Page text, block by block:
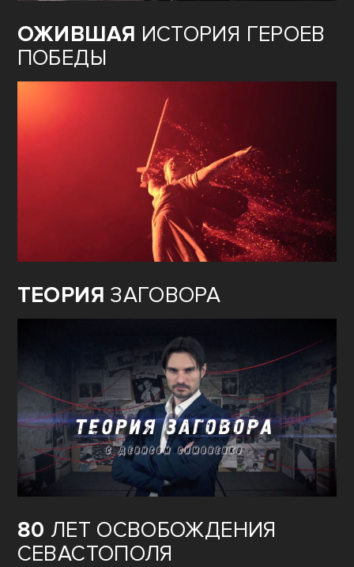
ОЖИВШАЯ ИСТОРИЯ ГЕРОЕВ
ПОБЕДЫ
ТЕОРИЯ ЗАГОВОРА
80 ЛЕТ ОСВОБОЖДЕНИЯ
СЕВАСТОПОЛЯ